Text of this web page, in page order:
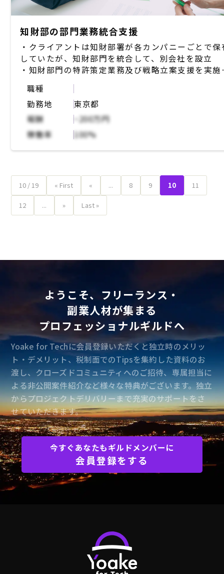
知財部の部門業務統合支援
・クライアントは知財部署が各カンパニーごとで保
していたが、知財部門を統合して、別会社を設立
・知財部門の特許策定業務及び戦略立案支援を実施
・業務内容は確定しておらず、どんな支援が可能か
示もとめられている状況
職種
勤務地
東京都
報酬
~200万円
稼働率
100%
10 / 19 « First « ... 8 9 10 11
12 ... » Last »
ようこそ、フリーランス・
副業人材が集まる
プロフェッショナルギルドへ
Yoake for Techに会員登録いただくと独立時のメリッ
ト・デメリット、税制面でのTipsを集約した資料のお
渡し、クローズドコミュニティへのご招待、専属担当に
よる非公開案件紹介など様々な特典がございます。独立
からプロジェクトデリバリーまで充実のサポートをさ
せていただきます。
今すぐあなたもギルドメンバーに
会員登録をする